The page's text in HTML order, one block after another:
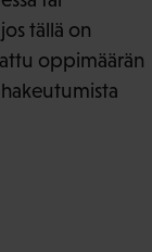
tällä on
oppimäärän